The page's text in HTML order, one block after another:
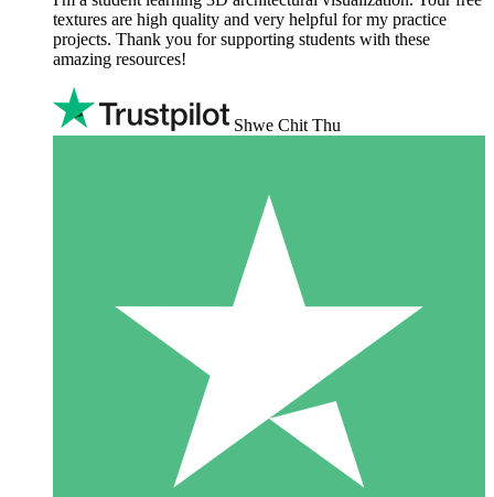
textures are high quality and very helpful for my practice
projects. Thank you for supporting students with these
amazing resources!
Shwe Chit Thu